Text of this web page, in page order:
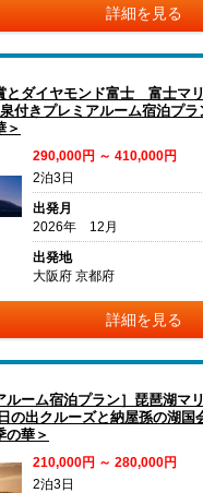
詳細を見る
とダイヤモンド富士 富士マ
付きプレミアルーム宿泊プラ
＞
290,000円 ～ 410,000円
2泊3日
出発月
2026年 12月
出発地
大阪府 京都府
詳細を見る
ルーム宿泊プラン］琵琶湖マ
の出クルーズと納屋孫の湖国
の華＞
210,000円 ～ 280,000円
2泊3日